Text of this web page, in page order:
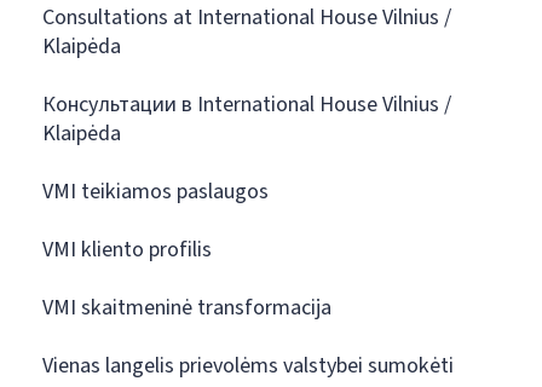
Consultations at International House Vilnius /
Klaipėda
Консультации в International House Vilnius /
Klaipėda
VMI teikiamos paslaugos
VMI kliento profilis
VMI skaitmeninė transformacija
Vienas langelis prievolėms valstybei sumokėti